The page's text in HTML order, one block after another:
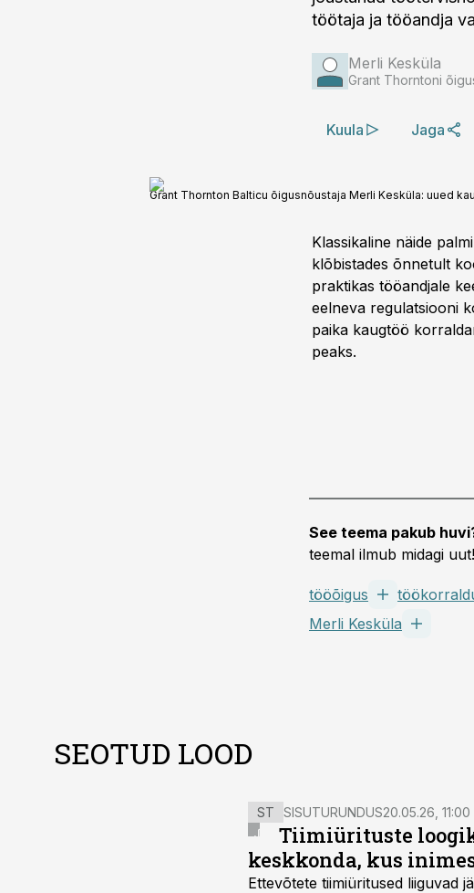
töötaja ja tööandja
Merli Kesküla
Grant Thorntoni
Kuula Jaga
Grant Thornton Balticu õigusnõustaja Merli Kesküla: uued
Klassikaline näide
klõbistades õnnetult
praktikas tööandjale
eelneva regulatsiooni
paika kaugtöö
peaks.
See teema pakub
teemal ilmub midagi uut!
tööõigus
Merli Kesküla
SEOTUD LOOD
ST SISUTURUNDUS20.05.26, 11:00
Tiimiürituste
keskkonda, kus
Ettevõtete tiimiüritused liiguvad